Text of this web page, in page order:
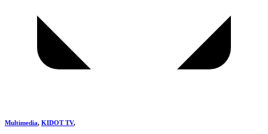
Multimedia, KIDOT TV,